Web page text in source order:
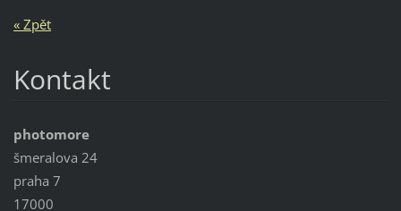
« Zpět
Kontakt
photomore
šmeralova 24
praha 7
17000